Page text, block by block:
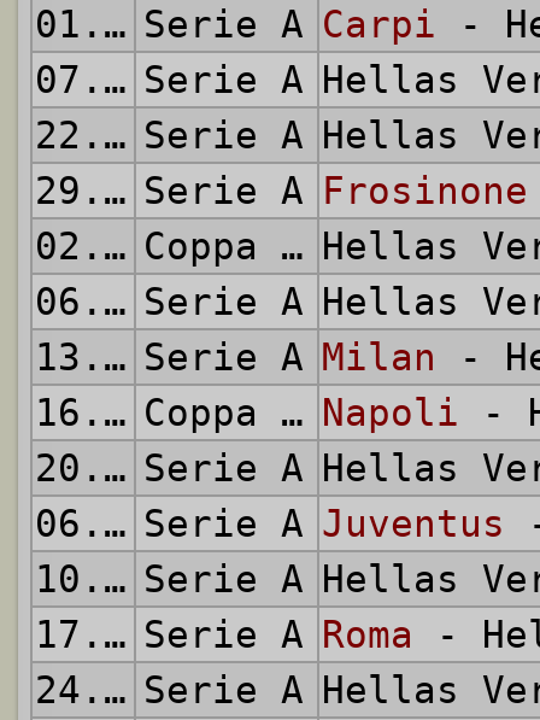
01.11.2015 Serie A Carpi -
07.11.2015 Serie A Hellas
22.11.2015 Serie A Hellas
29.11.2015 Serie A Frosinone
02.12.2015
Coppa Italia Hellas
06.12.2015 Serie A Hellas
13.12.2015 Serie A Milan -
16.12.2015
Coppa Italia Napoli -
20.12.2015 Serie A Hellas
06.01.2016 Serie A Juventus
10.01.2016 Serie A Hellas
17.01.2016 Serie A Roma -
24.01.2016 Serie A Hellas